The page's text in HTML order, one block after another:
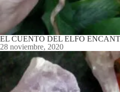
EL CUENTO DEL ELFO
28 noviembre, 2020